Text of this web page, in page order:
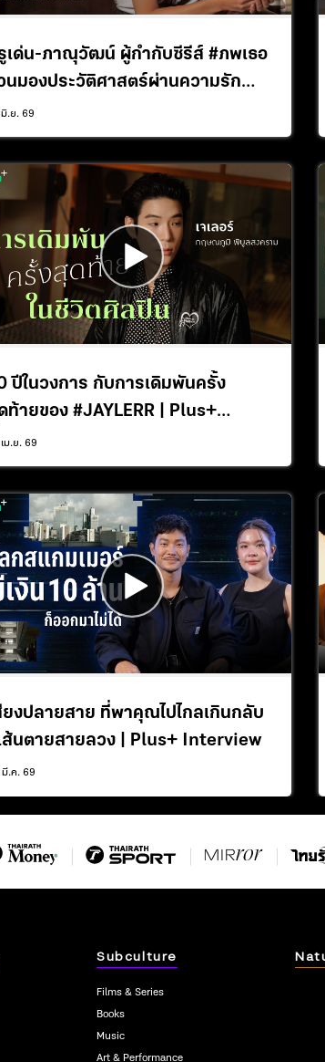
เด่น-ภาณุวัฒน์ ผู้กำกับซีรีส์ #ภพเธอ
นมองประวัติศาสตร์ผ่านความรัก
| Plus+ Interview
.ย. 69
ปีในวงการ กับการเดิมพันครั้ง
ท้ายของ #JAYLERR | Plus+
ม.ย. 69
ยงปลายสาย ที่พาคุณไปไกลเกินกลับ
ส้นตายสายลวง | Plus+ Interview
.ค. 69
Subculture
Films & Series
Books
Music